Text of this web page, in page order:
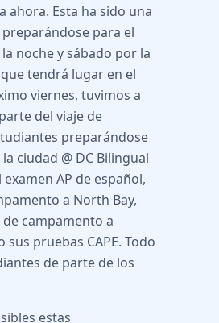
ahora. Esta ha sido una
para el
noche y sábado por la
tendrá lugar en el
viernes, tuvimos a
del viaje de
preparándose
ciudad @ DC Bilingual
AP de español,
a North Bay,
campamento a
pruebas CAPE. Todo
de parte de los
estas